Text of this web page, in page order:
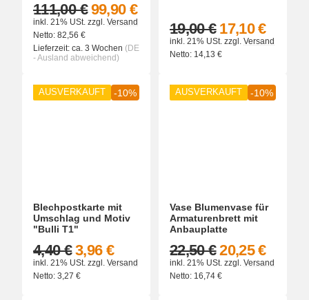
99,90 €
111,00 €
inkl. 21% USt. zzgl. Versand
Netto: 82,56 €
Lieferzeit: ca. 3 Wochen (DE
- Ausland abweichend)
17,10 €
19,00 €
inkl. 21% USt. zzgl. Versand
Netto: 14,13 €
AUSVERKAUFT -10%
Blechpostkarte mit
Umschlag und Motiv
"Bulli T1"
3,96 €
4,40 €
inkl. 21% USt. zzgl. Versand
Netto: 3,27 €
AUSVERKAUFT -10%
Vase Blumenvase für
Armaturenbrett mit
Anbauplatte
20,25 €
22,50 €
inkl. 21% USt. zzgl. Versand
Netto: 16,74 €